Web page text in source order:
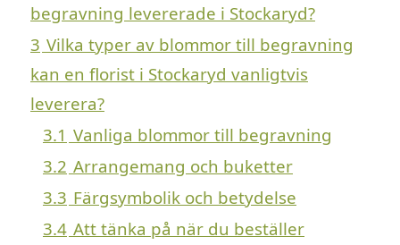
begravning levererade i Stockaryd?
3 Vilka typer av blommor till begravning
kan en florist i Stockaryd vanligtvis
leverera?
3.1 Vanliga blommor till begravning
3.2 Arrangemang och buketter
3.3 Färgsymbolik och betydelse
3.4 Att tänka på när du beställer